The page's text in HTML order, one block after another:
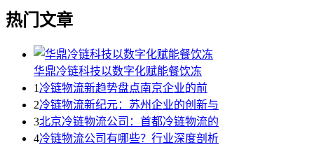
热门文章
华鼎冷链科技以数字化赋能餐饮冻
1 冷链物流新趋势盘点南京企业的前
2冷链物流新纪元：苏州企业的创新与
3北京冷链物流公司：首都冷链物流的
4冷链物流公司有哪些？行业深度剖析